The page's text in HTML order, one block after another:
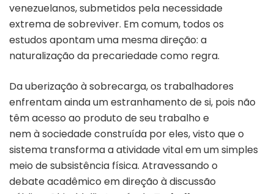
venezuelanos, submetidos pela necessidade
extrema de sobreviver. Em comum, todos os
estudos apontam uma mesma direção: a
naturalização da precariedade como regra.
Da uberização à sobrecarga, os trabalhadores
enfrentam ainda um estranhamento de si, pois não
têm acesso ao produto de seu trabalho e
nem à sociedade construída por eles, visto que o
sistema transforma a atividade vital em um simples
meio de subsistência física. Atravessando o
debate acadêmico em direção à discussão